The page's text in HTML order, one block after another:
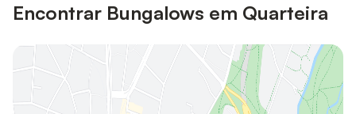
Encontrar Bungalows em Quarteira